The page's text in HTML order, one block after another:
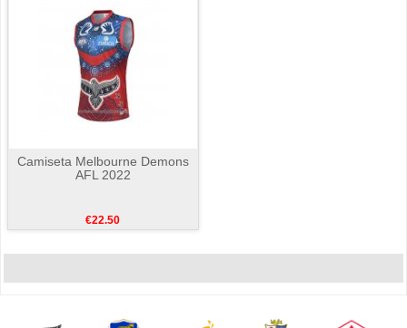
Camiseta Melbourne Demons
AFL 2022
€22.50